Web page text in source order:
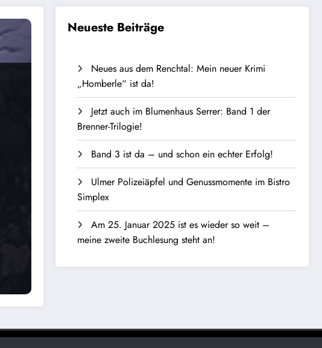
Neueste Beiträge
Neues aus dem Renchtal: Mein neuer Krimi
„Homberle“ ist da!
Jetzt auch im Blumenhaus Serrer: Band 1 der
Brenner-Trilogie!
Band 3 ist da – und schon ein echter Erfolg!
Ulmer Polizeiäpfel und Genussmomente im Bistro
Simplex
Am 25. Januar 2025 ist es wieder so weit –
meine zweite Buchlesung steht an!